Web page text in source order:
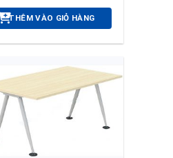
THÊM VÀO GIỎ HÀNG